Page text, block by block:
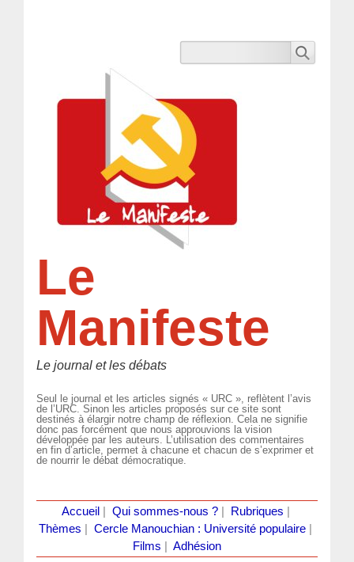
Le
Manifeste
Le journal et les débats
Seul le journal et les articles signés « URC », reflètent l’avis
de l’URC. Sinon les articles proposés sur ce site sont
destinés à élargir notre champ de réflexion. Cela ne signifie
donc pas forcément que nous approuvions la vision
développée par les auteurs. L’utilisation des commentaires
en fin d’article, permet à chacune et chacun de s’exprimer et
de nourrir le débat démocratique.
Accueil Qui sommes-nous ?| Rubriques
Thèmes
Cercle Manouchian : Université populaire
Films
Adhésion